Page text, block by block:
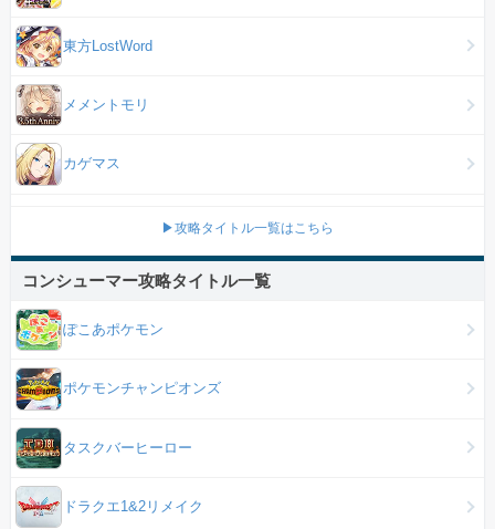
東方LostWord
メメントモリ
カゲマス
▶攻略タイトル一覧はこちら
コンシューマー攻略タイトル一覧
ぽこあポケモン
ポケモンチャンピオンズ
タスクバーヒーロー
ドラクエ1&2リメイク